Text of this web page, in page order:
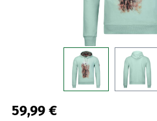
59,99 €